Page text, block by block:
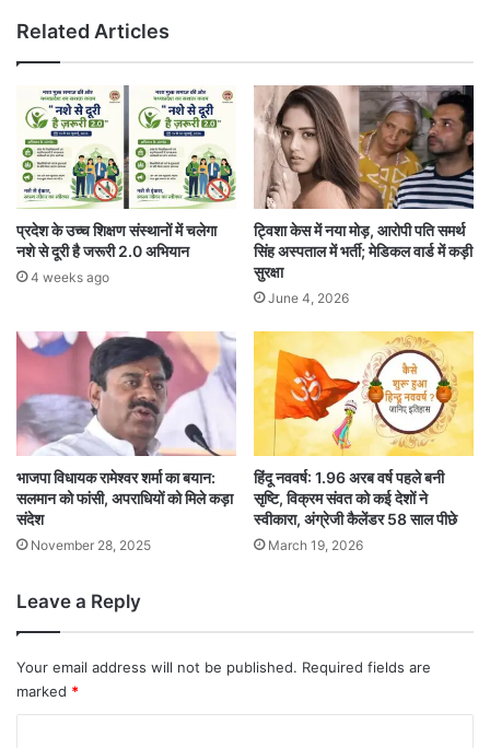
Related Articles
प्रदेश के उच्च शिक्षण संस्थानों में चलेगा
नशे से दूरी है जरूरी 2.0 अभियान
4 weeks ago
ट्विशा केस में नया मोड़, आरोपी पति समर्थ
सिंह अस्पताल में भर्ती; मेडिकल वार्ड में कड़ी
सुरक्षा
June 4, 2026
भाजपा विधायक रामेश्वर शर्मा का बयान:
सलमान को फांसी, अपराधियों को मिले कड़ा
संदेश
November 28, 2025
हिंदू नववर्ष: 1.96 अरब वर्ष पहले बनी
सृष्टि, विक्रम संवत को कई देशों ने
स्वीकारा, अंग्रेजी कैलेंडर 58 साल पीछे
March 19, 2026
Leave a Reply
Your email address will not be published. Required fields are
marked *